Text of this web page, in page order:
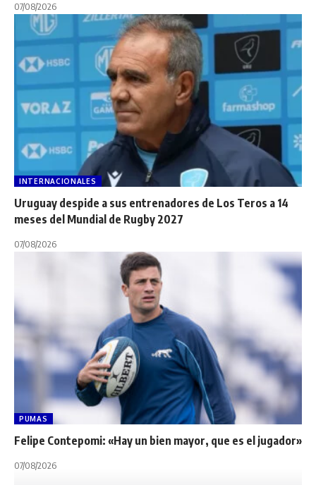
07/08/2026
INTERNACIONALES
Uruguay despide a sus entrenadores de Los Teros a 14
meses del Mundial de Rugby 2027
07/08/2026
PUMAS
Felipe Contepomi: «Hay un bien mayor, que es el jugador»
07/08/2026